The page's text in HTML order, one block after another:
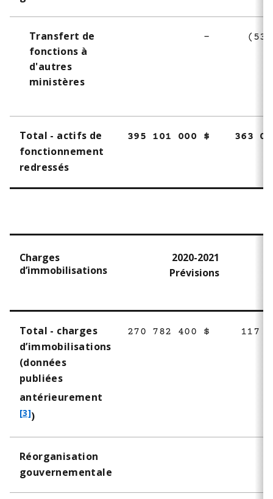
Transfert de
fonctions à
d'autres
ministères
-
Total - actifs de
fonctionnement
redressés
395 101 000 $ 363
Charges
d’immobilisations
2020-2021
Prévisions
Total - charges
d’immobilisations
(données
publiées
antérieurement
o
[3] )
270 782 400 $ 117
Réorganisation
gouvernementale